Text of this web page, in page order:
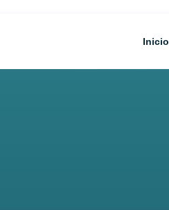
Inicio